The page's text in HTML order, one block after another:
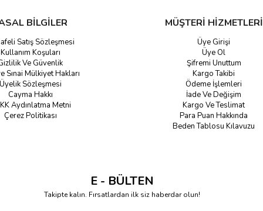
BİLGİLER
Satış Sözleşmesi
Kullanım Koşuları
Ve Güvenlik
Sınai Mülkiyet Hakları
Üyelik Sözleşmesi
Cayma Hakkı
Aydınlatma Metni
Çerez Politikası
MÜŞTERİ HİZMETLERİ
Üye Girişi
Üye Ol
Şifremi Unuttum
Kargo Takibi
Ödeme İşlemleri
İade Ve Değişim
Kargo Ve Teslimat
Para Puan Hakkında
Beden Tablosu Kılavuzu
E - BÜLTEN
Takipte kalın. Fırsatlardan ilk siz haberdar olun!